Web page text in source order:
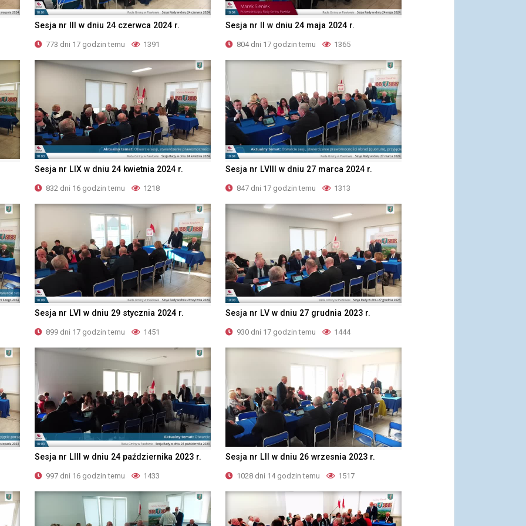
Sesja nr III w dniu 24 czerwca 2024 r.
773 dni 17 godzin temu 1391
Sesja nr II w dniu 24 maja 2024 r.
804 dni 17 godzin temu 1365
Sesja nr LIX w dniu 24 kwietnia 2024 r.
832 dni 16 godzin temu 1218
Sesja nr LVIII w dniu 27 marca 2024 r.
847 dni 17 godzin temu 1313
Sesja nr LVI w dniu 29 stycznia 2024 r.
899 dni 17 godzin temu 1451
Sesja nr LV w dniu 27 grudnia 2023 r.
930 dni 17 godzin temu 1444
Sesja nr LIII w dniu 24 października 2023 r.
997 dni 16 godzin temu 1433
Sesja nr LII w dniu 26 wrzesnia 2023 r.
1028 dni 14 godzin temu 1517